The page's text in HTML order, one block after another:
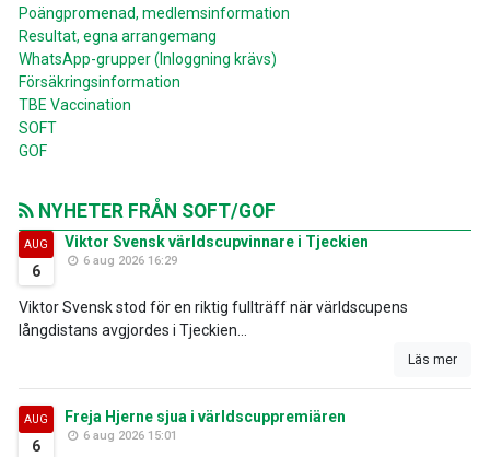
Poängpromenad, medlemsinformation
Resultat, egna arrangemang
WhatsApp-grupper (Inloggning krävs)
Försäkringsinformation
TBE Vaccination
SOFT
GOF
NYHETER FRÅN SOFT/GOF
AUG
6
Viktor Svensk världscupvinnare i Tjeckien
6 aug 2026 16:29
Viktor Svensk stod för en riktig fullträff när världscupens
långdistans avgjordes i Tjeckien...
Läs mer
AUG
6
Freja Hjerne sjua i världscuppremiären
6 aug 2026 15:01